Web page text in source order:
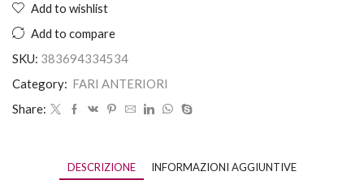
Add to wishlist
Add to compare
SKU: 383694334534
Category: FARI ANTERIORI
Share:
DESCRIZIONE INFORMAZIONI AGGIUNTIVE